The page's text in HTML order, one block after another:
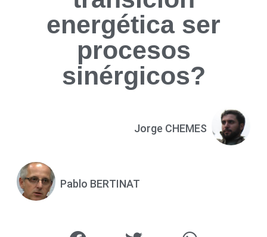
energética ser
procesos
sinérgicos?
Jorge CHEMES
Pablo BERTINAT